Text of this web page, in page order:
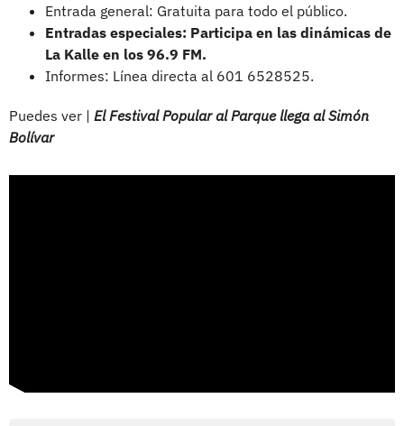
Entrada general: Gratuita para todo el público.
Entradas especiales: Participa en las dinámicas de
La Kalle en los 96.9 FM.
Informes: Línea directa al 601 6528525.
Puedes ver | El Festival Popular al Parque llega al Simón
Bolívar